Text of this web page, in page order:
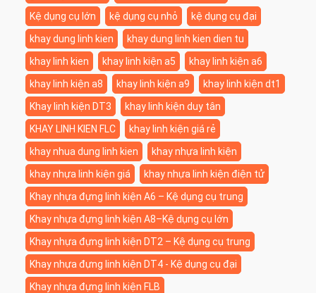
Kệ dụng cụ lớn
kệ dụng cụ nhỏ
kệ dụng cụ đại
khay dung linh kien
khay dung linh kien dien tu
khay linh kien
khay linh kiện a5
khay linh kiện a6
khay linh kiện a8
khay linh kiện a9
khay linh kiện dt1
Khay linh kiện DT3
khay linh kiện duy tân
KHAY LINH KIEN FLC
khay linh kiện giá rẻ
khay nhua dung linh kien
khay nhựa linh kiện
khay nhựa linh kiện giá
khay nhựa linh kiện điện tử
Khay nhựa đựng linh kiện A6 – Kệ dụng cụ trung
Khay nhựa đựng linh kiện A8–Kệ dụng cụ lớn
Khay nhựa đựng linh kiện DT2 – Kệ dụng cụ trung
Khay nhựa đựng linh kiện DT4 - Kệ dụng cụ đại
Khay nhựa đựng linh kiện FLB